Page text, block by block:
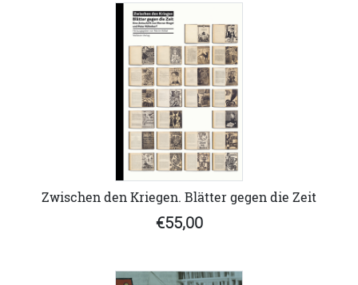
Zwischen den Kriegen. Blätter gegen die Zeit
€55,00